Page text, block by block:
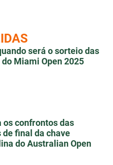
será o sorteio das
do Miami Open 2025
os confrontos das
de final da chave
do Australian Open